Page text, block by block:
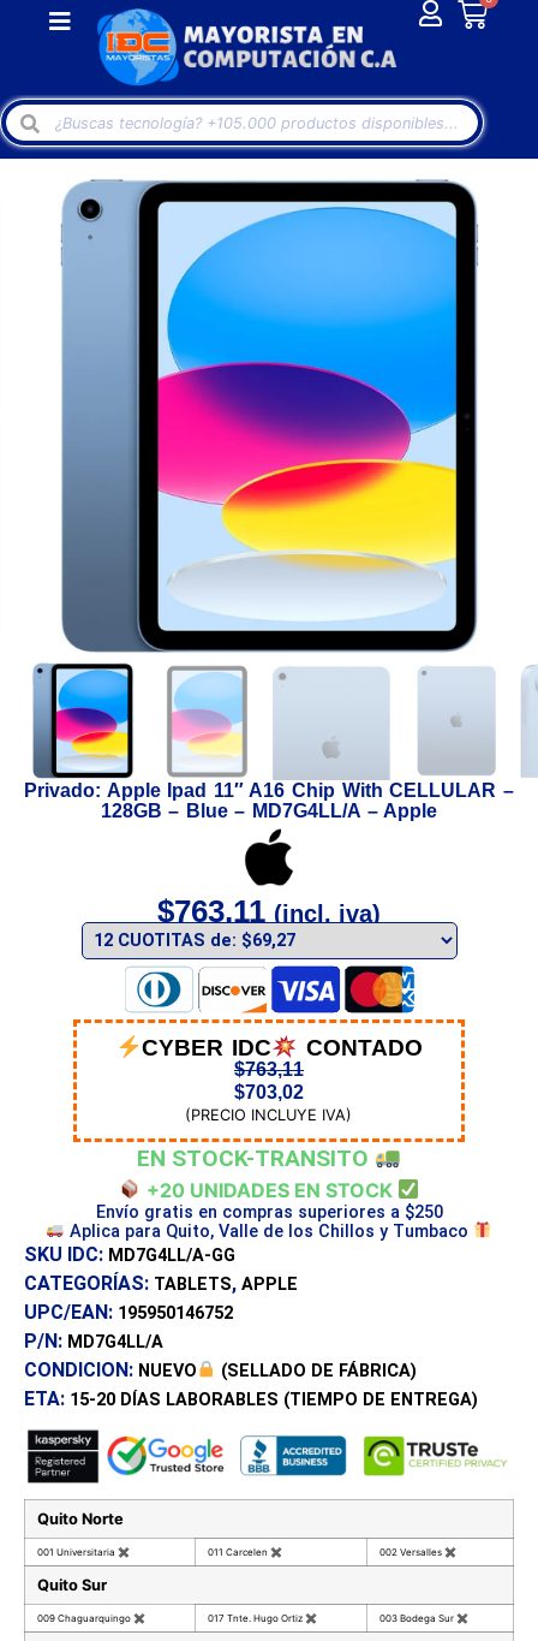
Privado: Apple Ipad 11″ A16 Chip With CELLULAR –
128GB – Blue – MD7G4LL/A – Apple
$763,11 (incl. iva)
CYBER IDC CONTADO
$763,11
$703,02
(PRECIO INCLUYE IVA)
EN STOCK-TRANSITO
+20 UNIDADES EN STOCK
Envío gratis en compras superiores a $250
Aplica para Quito, Valle de los Chillos y Tumbaco
SKU IDC: MD7G4LL/A-GG
CATEGORÍAS: TABLETS, APPLE
UPC/EAN: 195950146752
P/N: MD7G4LL/A
CONDICION: NUEVO (SELLADO DE FÁBRICA)
ETA: 15-20 DÍAS LABORABLES (TIEMPO DE ENTREGA)
Quito Norte
001 Universitaria ✖ 011 Carcelen ✖ 002 Versalles ✖
Quito Sur
009 Chaguarquingo ✖ 017 Tnte. Hugo Ortiz ✖ 003 Bodega Sur ✖